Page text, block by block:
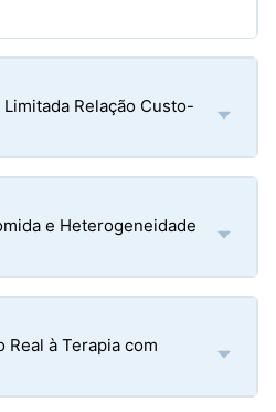
Relação Custo-
e Heterogeneidade
Real à Terapia com